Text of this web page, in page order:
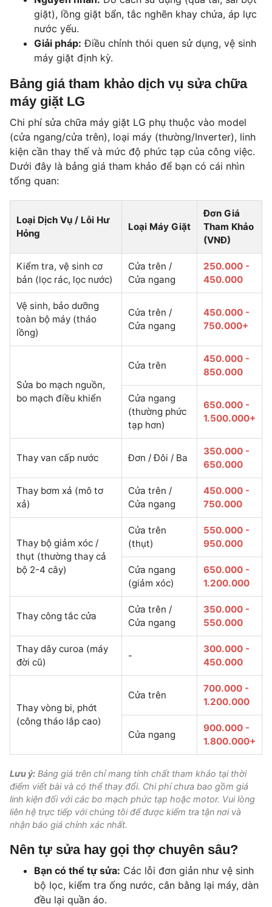
giặt), lồng giặt bẩn, tắc nghẽn khay chứa, áp lực
nước yếu.
Giải pháp: Điều chỉnh thói quen sử dụng, vệ sinh
máy giặt định kỳ.
Bảng giá tham khảo dịch vụ sửa chữa
máy giặt LG
Chi phí sửa chữa máy giặt LG phụ thuộc vào model
(cửa ngang/cửa trên), loại máy (thường/Inverter), linh
kiện cần thay thế và mức độ phức tạp của công việc.
Dưới đây là bảng giá tham khảo để bạn có cái nhìn
tổng quan:
Loại Dịch Vụ / Lỗi Hư
Hỏng
Loại Máy Giặt
Đơn Giá
Tham Khảo
(VNĐ)
Kiểm tra, vệ sinh cơ
bản (lọc rác, lọc nước)
Cửa trên /
Cửa ngang
250.000 -
450.000
Vệ sinh, bảo dưỡng
toàn bộ máy (tháo
lồng)
Cửa trên /
Cửa ngang
450.000 -
750.000+
Sửa bo mạch nguồn,
bo mạch điều khiển
Cửa trên
450.000 -
850.000
Cửa ngang
(thường phức
tạp hơn)
650.000 -
1.500.000+
Thay van cấp nước Đơn / Đôi / Ba
350.000 -
650.000
Thay bơm xả (mô tơ
xả)
Cửa trên /
Cửa ngang
450.000 -
750.000
Thay bộ giảm xóc /
thụt (thường thay cả
bộ 2-4 cây)
Cửa trên
(thụt)
550.000 -
950.000
Cửa ngang
(giảm xóc)
650.000 -
1.200.000
Thay công tắc cửa
Cửa trên /
Cửa ngang
350.000 -
550.000
Thay dây curoa (máy
đời cũ)
-
300.000 -
450.000
Thay vòng bi, phớt
(công tháo lắp cao)
Cửa trên
700.000 -
1.200.000
Cửa ngang
900.000 -
1.800.000+
Lưu ý: Bảng giá trên chỉ mang tính chất tham khảo tại thời
điểm viết bài và có thể thay đổi. Chi phí chưa bao gồm giá
linh kiện đối với các bo mạch phức tạp hoặc motor. Vui lòng
liên hệ trực tiếp với chúng tôi để được kiểm tra tận nơi và
nhận báo giá chính xác nhất.
Nên tự sửa hay gọi thợ chuyên sâu?
Bạn có thể tự sửa: Các lỗi đơn giản như vệ sinh
bộ lọc, kiểm tra ống nước, cân bằng lại máy, dàn
đều lại quần áo.